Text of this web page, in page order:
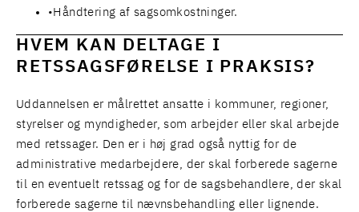
Håndtering af sagsomkostninger.
HVEM KAN DELTAGE I
RETSSAGSFØRELSE I PRAKSIS?
Uddannelsen er målrettet ansatte i kommuner, regioner,
styrelser og myndigheder, som arbejder eller skal arbejde
med retssager. Den er i høj grad også nyttig for de
administrative medarbejdere, der skal forberede sagerne
til en eventuelt retssag og for de sagsbehandlere, der skal
forberede sagerne til nævnsbehandling eller lignende.